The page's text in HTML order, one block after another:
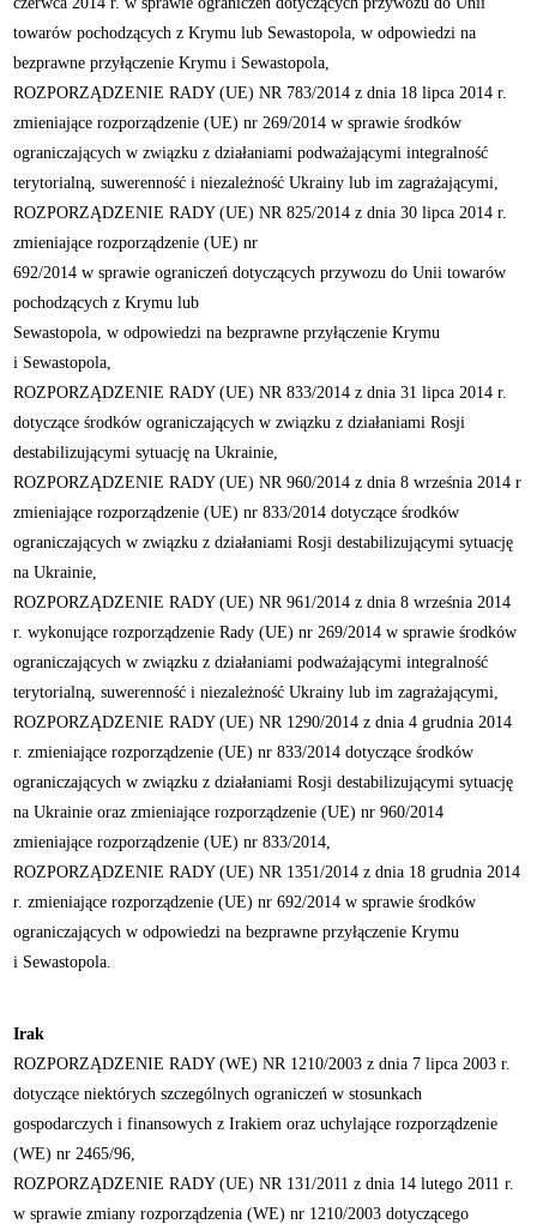
towarów pochodzących z Krymu lub Sewastopola, w odpowiedzi na
bezprawne przyłączenie Krymu i Sewastopola,
ROZPORZĄDZENIE RADY (UE) NR 783/2014 z dnia 18 lipca 2014 r.
zmieniające rozporządzenie (UE) nr 269/2014 w sprawie środków
ograniczających w związku z działaniami podważającymi integralność
terytorialną, suwerenność i niezależność Ukrainy lub im zagrażającymi,
ROZPORZĄDZENIE RADY (UE) NR 825/2014 z dnia 30 lipca 2014 r.
zmieniające rozporządzenie (UE) nr
692/2014 w sprawie ograniczeń dotyczących przywozu do Unii towarów
pochodzących z Krymu lub
Sewastopola, w odpowiedzi na bezprawne przyłączenie Krymu
i Sewastopola,
ROZPORZĄDZENIE RADY (UE) NR 833/2014 z dnia 31 lipca 2014 r.
dotyczące środków ograniczających w związku z działaniami Rosji
destabilizującymi sytuację na Ukrainie,
ROZPORZĄDZENIE RADY (UE) NR 960/2014 z dnia 8 września 2014 r
zmieniające rozporządzenie (UE) nr 833/2014 dotyczące środków
ograniczających w związku z działaniami Rosji destabilizującymi sytuację
na Ukrainie,
ROZPORZĄDZENIE RADY (UE) NR 961/2014 z dnia 8 września 2014
r. wykonujące rozporządzenie Rady (UE) nr 269/2014 w sprawie środków
ograniczających w związku z działaniami podważającymi integralność
terytorialną, suwerenność i niezależność Ukrainy lub im zagrażającymi,
ROZPORZĄDZENIE RADY (UE) NR 1290/2014 z dnia 4 grudnia 2014
r. zmieniające rozporządzenie (UE) nr 833/2014 dotyczące środków
ograniczających w związku z działaniami Rosji destabilizującymi sytuację
na Ukrainie oraz zmieniające rozporządzenie (UE) nr 960/2014
zmieniające rozporządzenie (UE) nr 833/2014,
ROZPORZĄDZENIE RADY (UE) NR 1351/2014 z dnia 18 grudnia 2014
r. zmieniające rozporządzenie (UE) nr 692/2014 w sprawie środków
ograniczających w odpowiedzi na bezprawne przyłączenie Krymu
i Sewastopola.
Irak
ROZPORZĄDZENIE RADY (WE) NR 1210/2003 z dnia 7 lipca 2003 r.
dotyczące niektórych szczególnych ograniczeń w stosunkach
gospodarczych i finansowych z Irakiem oraz uchylające rozporządzenie
(WE) nr 2465/96,
ROZPORZĄDZENIE RADY (UE) NR 131/2011 z dnia 14 lutego 2011 r.
w sprawie zmiany rozporządzenia (WE) nr 1210/2003 dotyczącego